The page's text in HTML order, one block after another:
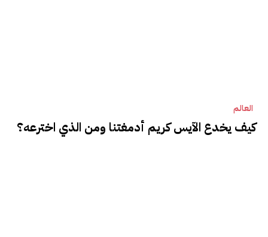
العالم
كيف يخدع الآيس كريم أدمغتنا ومن الذي اخترعه؟